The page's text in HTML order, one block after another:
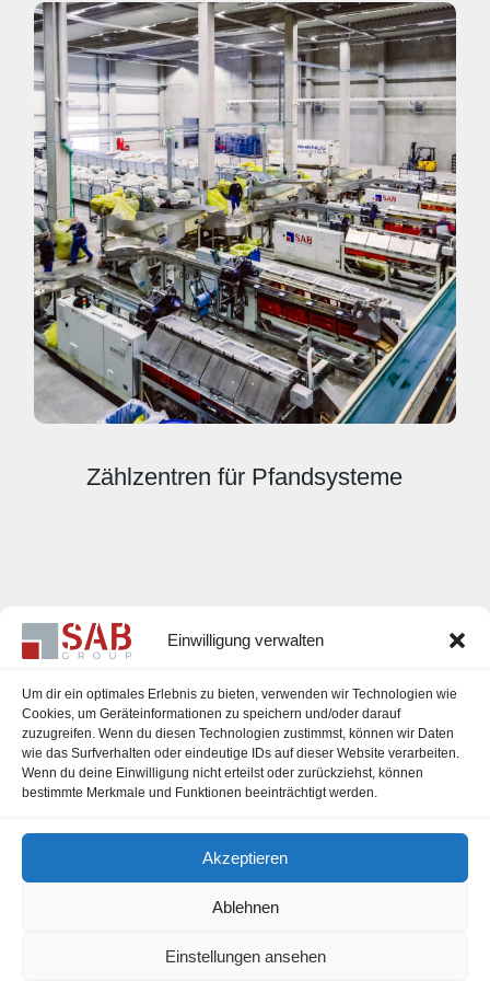
Einwilligung verwalten
Um dir ein optimales Erlebnis zu bieten, verwenden wir Technologien wie
Cookies, um Geräteinformationen zu speichern und/oder darauf
zuzugreifen. Wenn du diesen Technologien zustimmst, können wir Daten
wie das Surfverhalten oder eindeutige IDs auf dieser Website verarbeiten.
Wenn du deine Einwilligung nicht erteilst oder zurückziehst, können
bestimmte Merkmale und Funktionen beeinträchtigt werden.
Akzeptieren
Ablehnen
Einstellungen ansehen
Zählzentren für Pfandsysteme
Karriere
Impressum
Datenschutzerklärung
Cookie-Richtlinie (EU)
office@sab-group.com